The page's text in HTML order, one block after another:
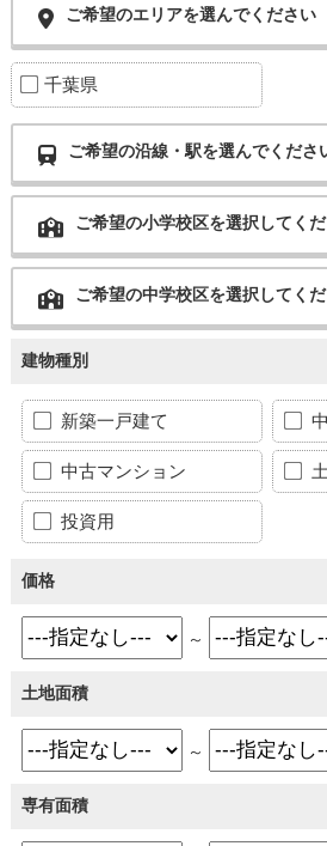
ご希望のエリアを選んでください
千葉県
ご希望の沿線・駅を選んでくださ
ご希望の小学校区を選択してく
ご希望の中学校区を選択してく
建物種別
新築一戸建て
中古マンション
投資用
価格
～
土地面積
～
専有面積